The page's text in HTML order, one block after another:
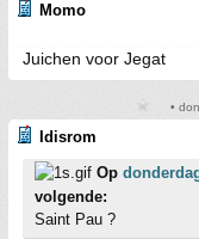
Momo
Juichen voor Jegat
•
Idisrom
Op
volgende:
Saint Pau ?